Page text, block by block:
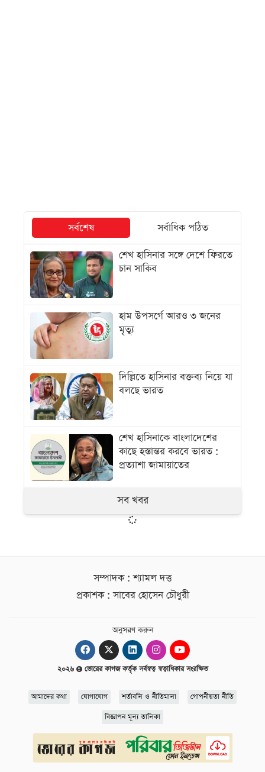
সর্বশেষ
সর্বাধিক পঠিত
শেখ হাসিনার সঙ্গে দেশে ফিরতে
চান সাকিব
হাম উপসর্গে আরও ৩ জনের
মৃত্যু
দিল্লিতে হাসিনার বক্তব্য নিয়ে যা
বলছে ভারত
শেখ হাসিনাকে বাংলাদেশের
কাছে হস্তান্তর করবে ভারত :
প্রত্যাশা জামায়াতের
সব খবর
সম্পাদক : শ্যামল দত্ত
প্রকাশক : সাবের হোসেন চৌধুরী
অনুসরণ করুন
২০২৬ ভোরের কাগজ কর্তৃক সর্বস্বত্ব স্বত্বাধিকার সংরক্ষিত
আমাদের কথা যোগাযোগ শর্তাবলি ও নীতিমালা গোপনীয়তা নীতি
বিজ্ঞাপন মূল্য তালিকা